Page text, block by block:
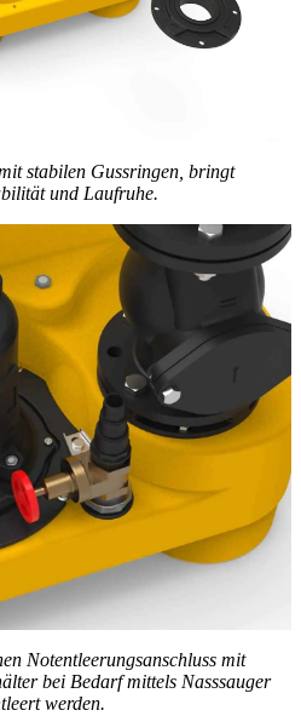
stabilen Gussringen, bringt
und Laufruhe.
Notentleerungsanschluss mit
bei Bedarf mittels Nasssauger
werden.